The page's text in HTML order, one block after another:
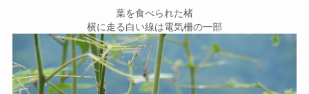
葉を食べられた楮
横に走る白い線は電気柵の一部